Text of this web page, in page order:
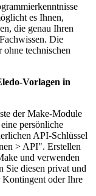
es Ihnen,
die genau Ihren
Die
technischen
Vorlagen in
der Make-Module
persönliche
API-Schlüssel
> API". Erstellen
und verwenden
Sie diesen privat und
Kontingent oder Ihre